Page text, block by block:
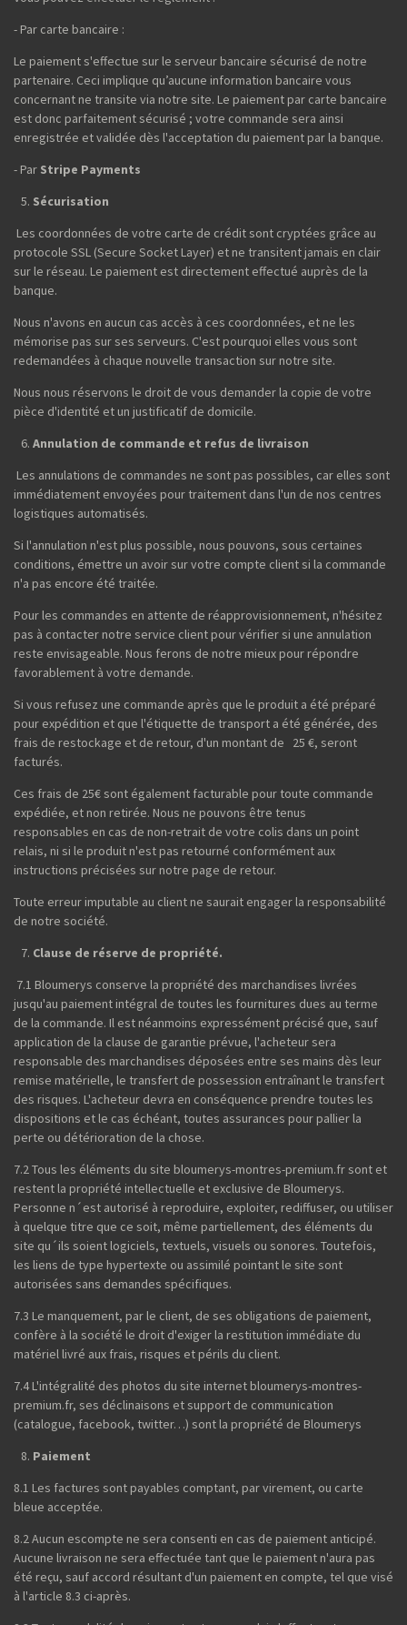
- Par carte bancaire :
Le paiement s'effectue sur le serveur bancaire sécurisé de notre
partenaire. Ceci implique qu’aucune information bancaire vous
concernant ne transite via notre site. Le paiement par carte bancaire
est donc parfaitement sécurisé ; votre commande sera ainsi
enregistrée et validée dès l'acceptation du paiement par la banque.
- Par Stripe Payments
Sécurisation
Les coordonnées de votre carte de crédit sont cryptées grâce au
protocole SSL (Secure Socket Layer) et ne transitent jamais en clair
sur le réseau. Le paiement est directement effectué auprès de la
banque.
Nous n'avons en aucun cas accès à ces coordonnées, et ne les
mémorise pas sur ses serveurs. C'est pourquoi elles vous sont
redemandées à chaque nouvelle transaction sur notre site.
Nous nous réservons le droit de vous demander la copie de votre
pièce d'identité et un justificatif de domicile.
Annulation de commande et refus de livraison
Les annulations de commandes ne sont pas possibles, car elles sont
immédiatement envoyées pour traitement dans l'un de nos centres
logistiques automatisés.
Si l'annulation n'est plus possible, nous pouvons, sous certaines
conditions, émettre un avoir sur votre compte client si la commande
n'a pas encore été traitée.
Pour les commandes en attente de réapprovisionnement, n'hésitez
pas à contacter notre service client pour vérifier si une annulation
reste envisageable. Nous ferons de notre mieux pour répondre
favorablement à votre demande.
Si vous refusez une commande après que le produit a été préparé
pour expédition et que l'étiquette de transport a été générée, des
frais de restockage et de retour, d'un montant de 25 €, seront
facturés.
Ces frais de 25€ sont également facturable pour toute commande
expédiée, et non retirée. Nous ne pouvons être tenus
responsables en cas de non-retrait de votre colis dans un point
relais, ni si le produit n'est pas retourné conformément aux
instructions précisées sur notre page de retour.
Toute erreur imputable au client ne saurait engager la responsabilité
de notre société.
Clause de réserve de propriété.
7.1 Bloumerys conserve la propriété des marchandises livrées
jusqu'au paiement intégral de toutes les fournitures dues au terme
de la commande. Il est néanmoins expressément précisé que, sauf
application de la clause de garantie prévue, l'acheteur sera
responsable des marchandises déposées entre ses mains dès leur
remise matérielle, le transfert de possession entraînant le transfert
des risques. L'acheteur devra en conséquence prendre toutes les
dispositions et le cas échéant, toutes assurances pour pallier la
perte ou détérioration de la chose.
7.2 Tous les éléments du site bloumerys-montres-premium.fr sont et
restent la propriété intellectuelle et exclusive de Bloumerys.
Personne n´est autorisé à reproduire, exploiter, rediffuser, ou utiliser
à quelque titre que ce soit, même partiellement, des éléments du
site qu´ils soient logiciels, textuels, visuels ou sonores. Toutefois,
les liens de type hypertexte ou assimilé pointant le site sont
autorisées sans demandes spécifiques.
7.3 Le manquement, par le client, de ses obligations de paiement,
confère à la société le droit d'exiger la restitution immédiate du
matériel livré aux frais, risques et périls du client.
7.4 L'intégralité des photos du site internet bloumerys-montres-
premium.fr, ses déclinaisons et support de communication
(catalogue, facebook, twitter…) sont la propriété de Bloumerys
Paiement
8.1 Les factures sont payables comptant, par virement, ou carte
bleue acceptée.
8.2 Aucun escompte ne sera consenti en cas de paiement anticipé.
Aucune livraison ne sera effectuée tant que le paiement n'aura pas
été reçu, sauf accord résultant d'un paiement en compte, tel que visé
à l'article 8.3 ci-après.